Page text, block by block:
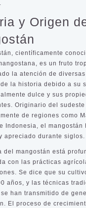
y Origen
científicamente
, es un fruto
la atención de
la historia debido a su
dulce y sus
Originario del
de regiones como
Indonesia, el mangostán
apreciado durante siglos.
del mangostán está
con las prácticas
Se dice que su
años, y las técnicas
han transmitido de
El proceso de